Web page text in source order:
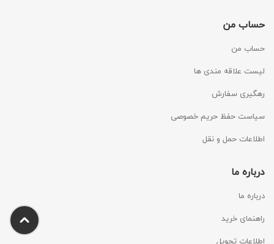
حساب من
حساب من
لیست علاقه مندی ها
رهگیری سفارش
سیاست حفظ حریم خصوصی
اطلاعات حمل و نقل
درباره ما
درباره ما
راهنمای خرید
اطلاعات تحویل